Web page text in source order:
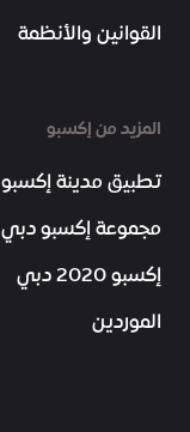
القوانين والأنظمة
المزيد من إكسبو
تطبيق مدينة
مجموعة إكسبو دبي
إكسبو 2020 دبي
الموردين